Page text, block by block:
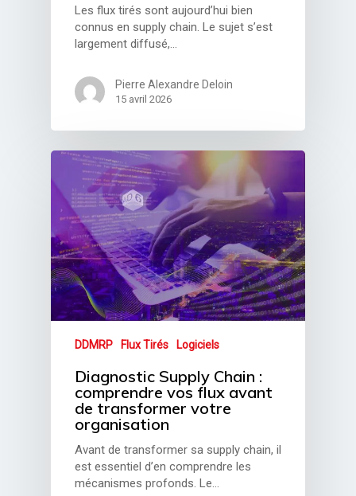
Les flux tirés sont aujourd’hui bien
connus en supply chain. Le sujet s’est
largement diffusé,…
Pierre Alexandre Deloin
15 avril 2026
DDMRP Flux Tirés Logiciels
Diagnostic Supply Chain :
comprendre vos flux avant
de transformer votre
organisation
Avant de transformer sa supply chain, il
est essentiel d’en comprendre les
mécanismes profonds. Le…